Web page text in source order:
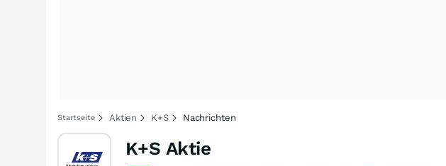
Startseite Aktien K+S Nachrichten
K+S Aktie